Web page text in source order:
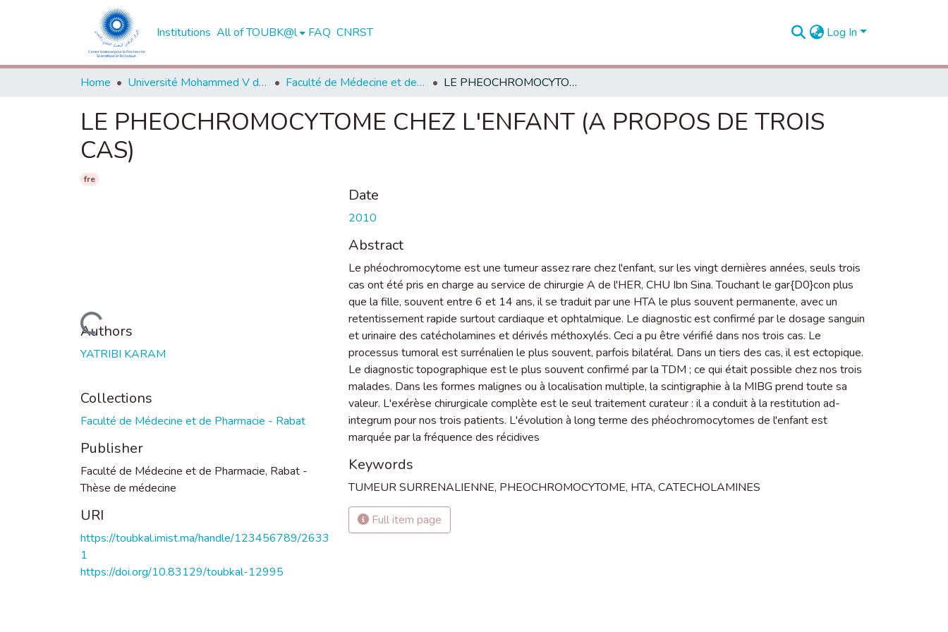
Institutions All of TOUBK@l FAQ CNRST Log In
Home Université Mohammed V de Rabat Faculté de Médecine et de Pharmacie - Rabat LE PHEOCHROMOCYTOME CHEZ L'ENFANT (A PROPOS DE TROIS CAS)
LE PHEOCHROMOCYTOME CHEZ L'ENFANT (A PROPOS DE TROIS
CAS)
fre
Loading...
Authors
YATRIBI KARAM
Collections
Faculté de Médecine et de Pharmacie - Rabat
Publisher
Faculté de Médecine et de Pharmacie, Rabat -
Thèse de médecine
URI
https://toubkal.imist.ma/handle/123456789/2633
1
https://doi.org/10.83129/toubkal-12995
Date
2010
Abstract
Le phéochromocytome est une tumeur assez rare chez l'enfant, sur les vingt dernières années, seuls trois
cas ont été pris en charge au service de chirurgie A de l'HER, CHU Ibn Sina. Touchant le gar{D0}con plus
que la fille, souvent entre 6 et 14 ans, il se traduit par une HTA le plus souvent permanente, avec un
retentissement rapide surtout cardiaque et ophtalmique. Le diagnostic est confirmé par le dosage sanguin
et urinaire des catécholamines et dérivés méthoxylés. Ceci a pu être vérifié dans nos trois cas. Le
processus tumoral est surrénalien le plus souvent, parfois bilatéral. Dans un tiers des cas, il est ectopique.
Le diagnostic topographique est le plus souvent confirmé par la TDM ; ce qui était possible chez nos trois
malades. Dans les formes malignes ou à localisation multiple, la scintigraphie à la MIBG prend toute sa
valeur. L'exérèse chirurgicale complète est le seul traitement curateur : il a conduit à la restitution ad-
integrum pour nos trois patients. L'évolution à long terme des phéochromocytomes de l'enfant est
marquée par la fréquence des récidives
Keywords
TUMEUR SURRENALIENNE, PHEOCHROMOCYTOME, HTA, CATECHOLAMINES
Full item page